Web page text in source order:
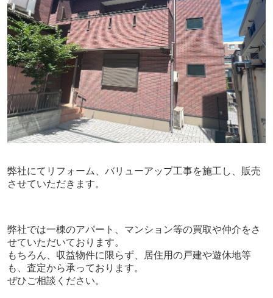
弊社にてリフォーム、バリューアップ工事を施工し、販売
させていただきます。
弊社では一棟のアパート、マンション等の買取や仲介をさ
せていただいております。
もちろん、収益物件に限らず、居住用の戸建や遊休地等
も、査定から承っております。
ぜひご相談ください。